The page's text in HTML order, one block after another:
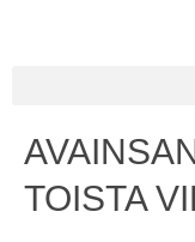
TOISTA